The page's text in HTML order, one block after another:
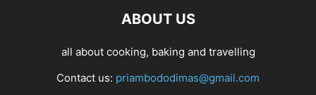
ABOUT US
all about cooking, baking and travelling
Contact us: priambododimas@gmail.com